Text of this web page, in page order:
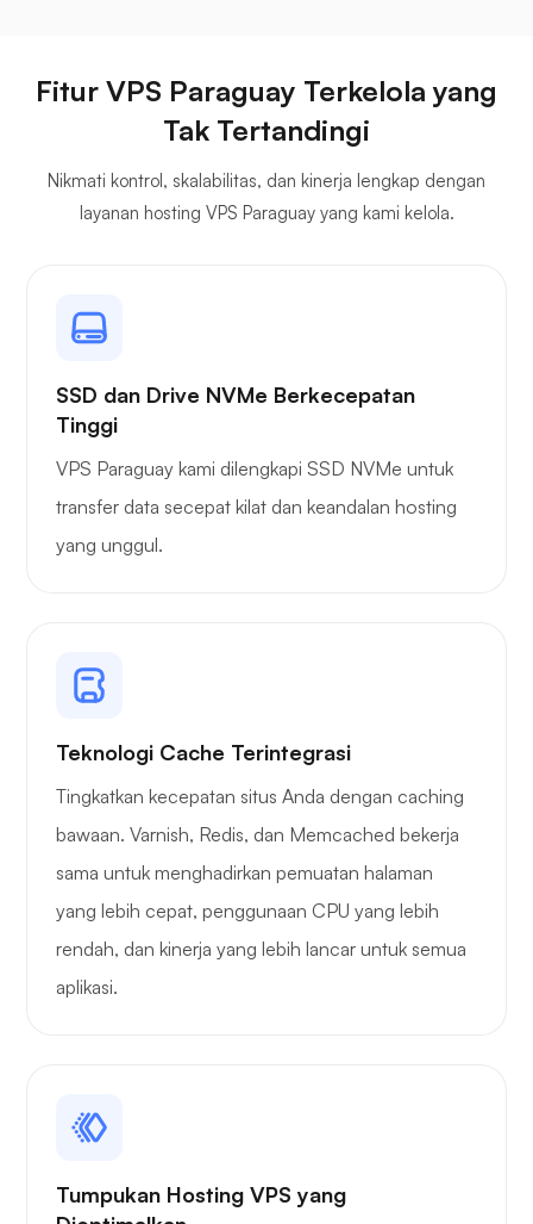
Plex
Rasa takjub
Pengangkut barang
Fitur VPS Paraguay Terkelola yang
Tak Tertandingi
Nikmati kontrol, skalabilitas, dan kinerja lengkap dengan
layanan hosting VPS Paraguay yang kami kelola.
SSD dan Drive NVMe Berkecepatan
Tinggi
VPS Paraguay kami dilengkapi SSD NVMe untuk
transfer data secepat kilat dan keandalan hosting
yang unggul.
Teknologi Cache Terintegrasi
Tingkatkan kecepatan situs Anda dengan caching
bawaan. Varnish, Redis, dan Memcached bekerja
sama untuk menghadirkan pemuatan halaman
yang lebih cepat, penggunaan CPU yang lebih
rendah, dan kinerja yang lebih lancar untuk semua
aplikasi.
Tumpukan Hosting VPS yang